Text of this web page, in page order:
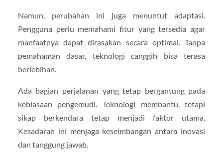
Namun, perubahan ini juga menuntut adaptasi.
Pengguna perlu memahami fitur yang tersedia agar
manfaatnya dapat dirasakan secara optimal. Tanpa
pemahaman dasar, teknologi canggih bisa terasa
berlebihan.
Ada bagian perjalanan yang tetap bergantung pada
kebiasaan pengemudi. Teknologi membantu, tetapi
sikap berkendara tetap menjadi faktor utama.
Kesadaran ini menjaga keseimbangan antara inovasi
dan tanggung jawab.